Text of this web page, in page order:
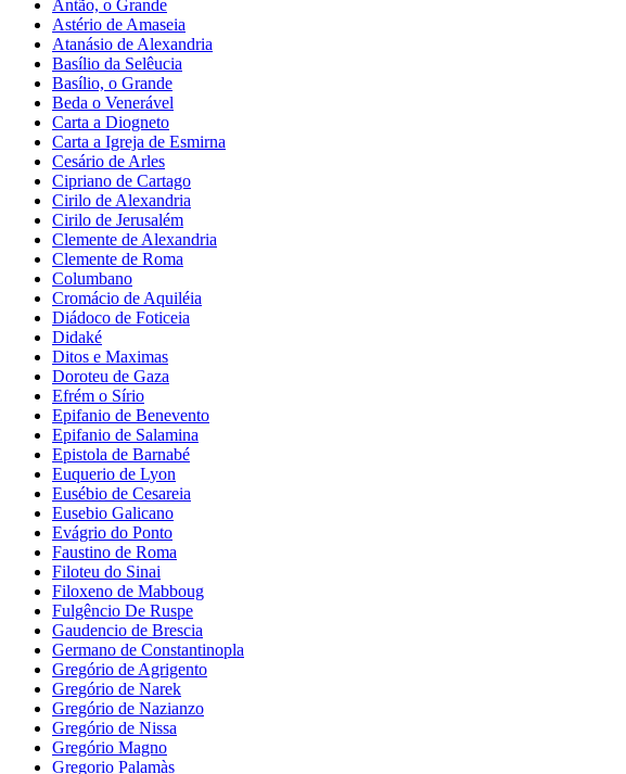
Antão, o Grande
Astério de Amaseia
Atanásio de Alexandria
Basílio da Selêucia
Basílio, o Grande
Beda o Venerável
Carta a Diogneto
Carta a Igreja de Esmirna
Cesário de Arles
Cipriano de Cartago
Cirilo de Alexandria
Cirilo de Jerusalém
Clemente de Alexandria
Clemente de Roma
Columbano
Cromácio de Aquiléia
Diádoco de Foticeia
Didaké
Ditos e Maximas
Doroteu de Gaza
Efrém o Sírio
Epifanio de Benevento
Epifanio de Salamina
Epistola de Barnabé
Euquerio de Lyon
Eusébio de Cesareia
Eusebio Galicano
Evágrio do Ponto
Faustino de Roma
Filoteu do Sinai
Filoxeno de Mabboug
Fulgêncio De Ruspe
Gaudencio de Brescia
Germano de Constantinopla
Gregório de Agrigento
Gregório de Narek
Gregório de Nazianzo
Gregório de Nissa
Gregório Magno
Gregorio Palamàs